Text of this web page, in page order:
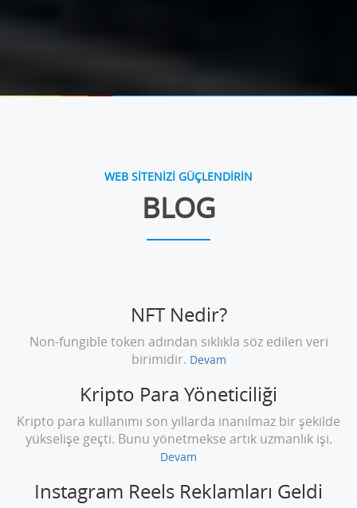
WEB SİTENİZİ GÜÇLENDİRİN
BLOG
NFT Nedir?
Non-fungible token adından sıklıkla söz edilen veri
birimidir. Devam
Kripto Para Yöneticiliği
Kripto para kullanımı son yıllarda inanılmaz bir şekilde
yükselişe geçti. Bunu yönetmekse artık uzmanlık işi.
Devam
Instagram Reels Reklamları Geldi